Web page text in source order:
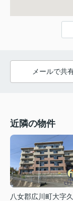
メールで共
近隣の物件
八女郡広川町大字